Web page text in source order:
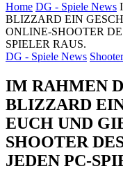
Home DG - Spiele News
BLIZZARD EIN
ONLINE-SHOOTER
SPIELER RAUS.
DG - Spiele News Shooter
IM RAHMEN
BLIZZARD
EUCH UND
SHOOTER
JEDEN PC-